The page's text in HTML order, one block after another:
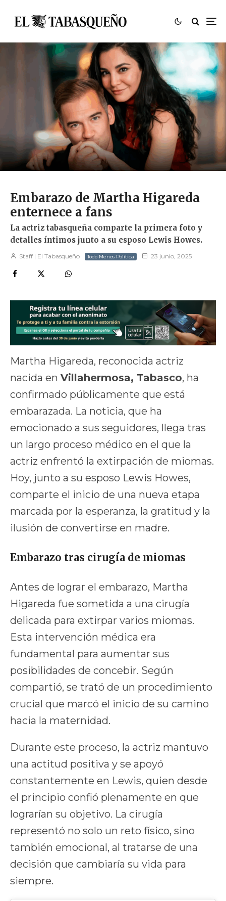
Embarazo de Martha Higareda
enternece a fans
La actriz tabasqueña comparte la primera foto y
detalles íntimos junto a su esposo Lewis Howes.
Staff | El Tabasqueño Todo Menos Política 23 junio, 2025
Martha Higareda, reconocida actriz
nacida en Villahermosa, Tabasco, ha
confirmado públicamente que está
embarazada. La noticia, que ha
emocionado a sus seguidores, llega tras
un largo proceso médico en el que la
actriz enfrentó la extirpación de miomas.
Hoy, junto a su esposo Lewis Howes,
comparte el inicio de una nueva etapa
marcada por la esperanza, la gratitud y la
ilusión de convertirse en madre.
Embarazo tras cirugía de miomas
Antes de lograr el embarazo, Martha
Higareda fue sometida a una cirugía
delicada para extirpar varios miomas.
Esta intervención médica era
fundamental para aumentar sus
posibilidades de concebir. Según
compartió, se trató de un procedimiento
crucial que marcó el inicio de su camino
hacia la maternidad.
Durante este proceso, la actriz mantuvo
una actitud positiva y se apoyó
constantemente en Lewis, quien desde
el principio confió plenamente en que
lograrían su objetivo. La cirugía
representó no solo un reto físico, sino
también emocional, al tratarse de una
decisión que cambiaría su vida para
siempre.